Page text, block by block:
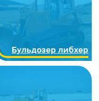
Бульдозер либхер